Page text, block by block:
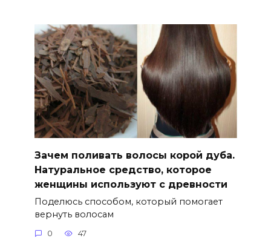
Зачем поливать волосы корой дуба.
Натуральное средство, которое
женщины используют с древности
Поделюсь способом, который помогает
вернуть волосам
0 47